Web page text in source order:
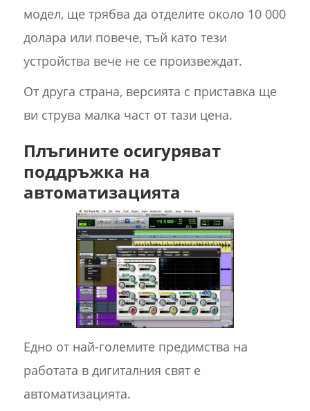
модел, ще трябва да отделите около 10 000
долара или повече, тъй като тези
устройства вече не се произвеждат.
От друга страна, версията с приставка ще
ви струва малка част от тази цена.
Плъгините осигуряват
поддръжка на
автоматизацията
Едно от най-големите предимства на
работата в дигиталния свят е
автоматизацията.